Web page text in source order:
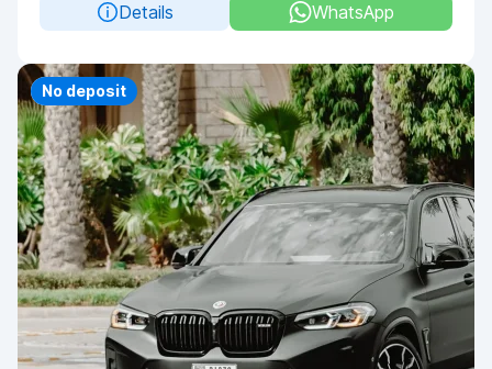
Details
WhatsApp
Priority
No deposit